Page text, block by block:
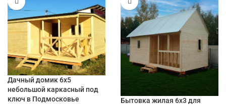
Дачный домик 6х5
небольшой каркасный под
ключ в Подмосковье
Бытовка жилая 6х3 для